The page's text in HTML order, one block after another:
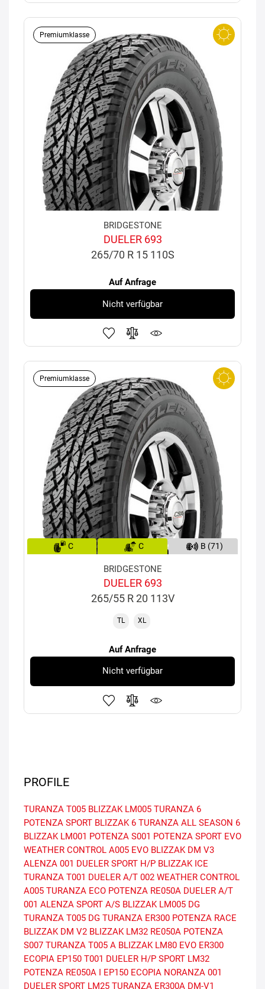
Premiumklasse
BRIDGESTONE
DUELER 693
265/70 R 15 110S
Auf Anfrage
Nicht verfügbar
Premiumklasse
C C B (71)
BRIDGESTONE
DUELER 693
265/55 R 20 113V
TL XL
Auf Anfrage
Nicht verfügbar
PROFILE
TURANZA T005 BLIZZAK LM005 TURANZA 6
POTENZA SPORT BLIZZAK 6 TURANZA ALL SEASON 6
BLIZZAK LM001 POTENZA S001 POTENZA SPORT EVO
WEATHER CONTROL A005 EVO BLIZZAK DM V3
ALENZA 001 DUELER SPORT H/P BLIZZAK ICE
TURANZA T001 DUELER A/T 002 WEATHER CONTROL
A005 TURANZA ECO POTENZA RE050A DUELER A/T
001 ALENZA SPORT A/S BLIZZAK LM005 DG
TURANZA T005 DG TURANZA ER300 POTENZA RACE
BLIZZAK DM V2 BLIZZAK LM32 RE050A POTENZA
S007 TURANZA T005 A BLIZZAK LM80 EVO ER300
ECOPIA EP150 T001 DUELER H/P SPORT LM32
POTENZA RE050A I EP150 ECOPIA NORANZA 001
DUELER SPORT LM25 TURANZA ER300A DM-V1